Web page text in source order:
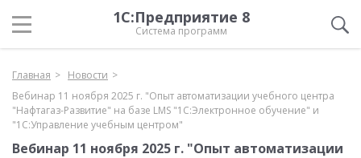
1С:Предприятие 8
Система программ
Главная
Новости
Вебинар 11 ноября 2025 г. "Опыт автоматизации учебного центра
"Нафтагаз-Развитие" на базе LMS "1С:Электронное обучение" и
"1С:Управление учебным центром"
Вебинар 11 ноября 2025 г. "Опыт автоматизации